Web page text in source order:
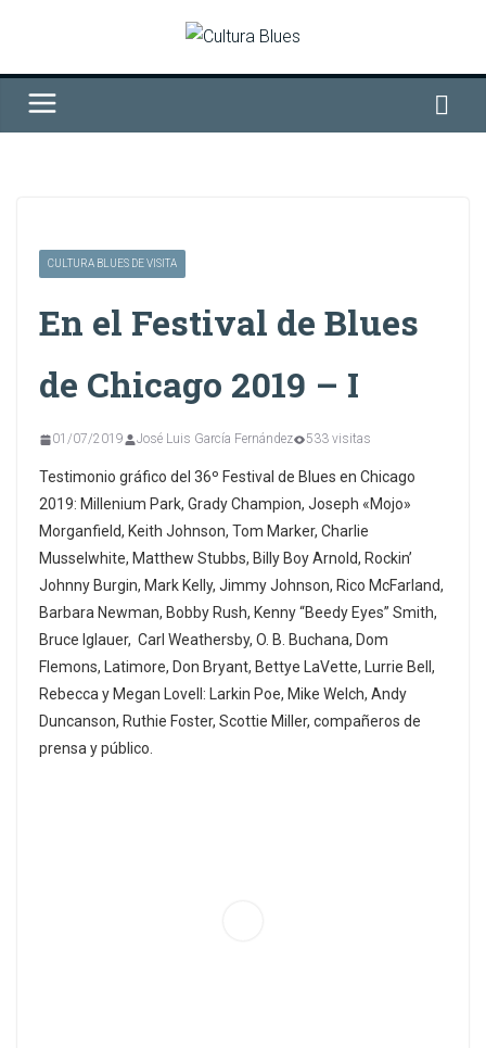
contenido
CULTURA BLUES DE VISITA
En el Festival de Blues
de Chicago 2019 – I
01/07/2019 José Luis García Fernández 533 visitas
Testimonio gráfico del 36º Festival de Blues en Chicago
2019: Millenium Park, Grady Champion, Joseph «Mojo»
Morganfield, Keith Johnson, Tom Marker, Charlie
Musselwhite, Matthew Stubbs, Billy Boy Arnold, Rockin’
Johnny Burgin, Mark Kelly, Jimmy Johnson, Rico McFarland,
Barbara Newman, Bobby Rush, Kenny “Beedy Eyes” Smith,
Bruce Iglauer, Carl Weathersby, O. B. Buchana, Dom
Flemons, Latimore, Don Bryant, Bettye LaVette, Lurrie Bell,
Rebecca y Megan Lovell: Larkin Poe, Mike Welch, Andy
Duncanson, Ruthie Foster, Scottie Miller, compañeros de
prensa y público.